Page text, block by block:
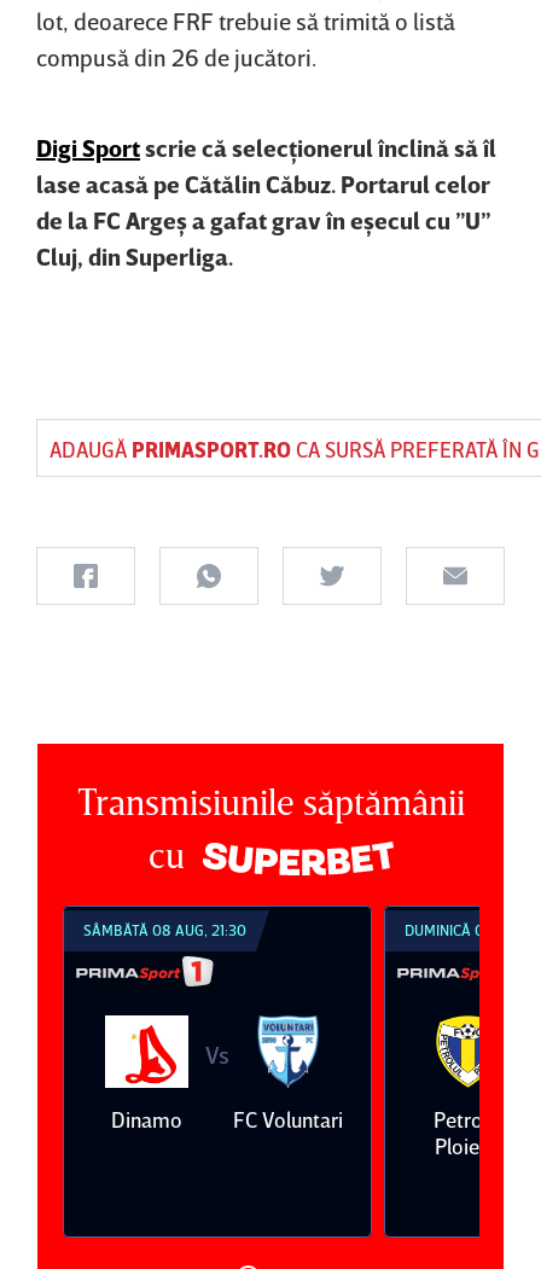
lot, deoarece FRF trebuie să trimită o listă
compusă din 26 de jucători.
Digi Sportscrie că selecţionerul înclină să îl
lase acasă pe Cătălin Căbuz. Portarul celor
de la FC Argeş a gafat grav în eşecul cu ”U”
Cluj, din Superliga.
ADAUGĂ PRIMASPORT.ROCA SURSĂ PREFERATĂ ÎN
Transmisiunile săptămânii
cu
SÂMBĂTĂ 08 AUG, 21:30
Dinamo
Vs
FC Voluntari
DUMINICĂ 09 AUG,
Petrolul
Ploieşti